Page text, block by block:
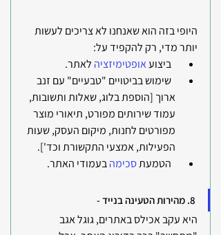
היופי בזה הוא שאנחנו לא צריכים לעשות
יותר מדי, רק להקפיד על:
אופטימיזציה לאתר.
  שימוש בביטויים "טבעיים" עם זנב
ארוך [הוספת בלוג, שאלות ותשובות,
עמוד שירותים מפורט, תיאורי מוצר
מפורטים לחנות, מיקום העסק, שעות
הפעילות, אמצעי התקשורת וכד'].
סכימה בעמודי האתר.
8. מהירות הטעינה בנייד -
היא עקב אכילס באתרים, גוגל אגב